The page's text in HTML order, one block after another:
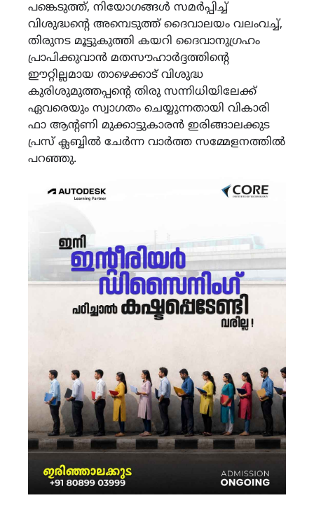
പങ്കെടുത്ത്, നിയോഗങ്ങൾ സമർപ്പിച്ച്
വിശുദ്ധന്റെ അമ്പെടുത്ത് ദൈവാലയം വലംവച്ച്,
തിരുനട മൂട്ടുകുത്തി കയറി ദൈവാനുഗ്രഹം
പ്രാപിക്കുവാൻ മതസൗഹാർദ്ദത്തിന്റെ
ഈറ്റില്ലമായ താഴെക്കാട് വിശുദ്ധ
കുരിശുമുത്തപ്പൻ്റെ തിരു സന്നിധിയിലേക്ക്
ഏവരെയും സ്വാഗതം ചെയ്യുന്നതായി വികാരി
ഫാ ആന്റണി മുക്കാട്ടുകാരൻ ഇരിങ്ങാലക്കുട
പ്രസ് ക്ലബ്ബിൽ ചേർന്ന വാർത്ത സമ്മേളനത്തിൽ
പറഞ്ഞു.